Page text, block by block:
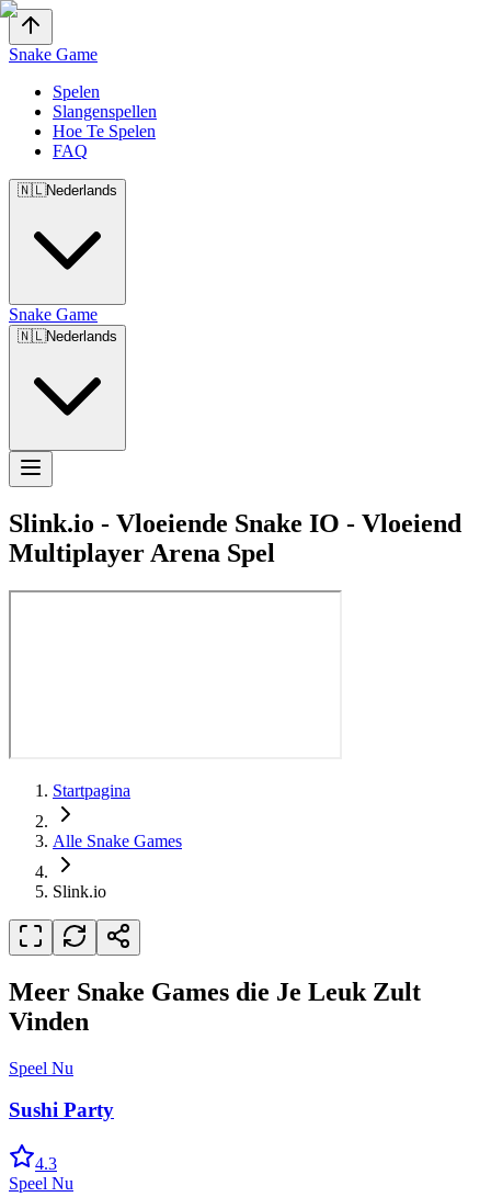
Snake Game
Spelen
Slangenspellen
Hoe Te Spelen
FAQ
🇳🇱Nederlands
Snake Game
🇳🇱Nederlands
Slink.io - Vloeiende Snake IO - Vloeiend
Multiplayer Arena Spel
Startpagina
Alle Snake Games
Slink.io
Meer Snake Games die Je Leuk Zult
Vinden
Speel Nu
Sushi Party
4.3
Speel Nu